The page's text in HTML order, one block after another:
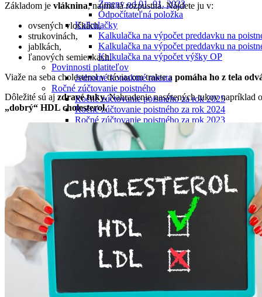
Zmeny od 01. 01. 2023
Odpočítateľná položka
Kalkulačky
Kalkulačka na výpočet preddavku na
Kalkulačka na výpočet preddavku na
Kalkulačka na výpočet výšky OP
Povinnosti platiteľov
Jednotné kontaktné miesta
Ročné zúčtovanie poistného
Ročné zúčtovanie poistného za rok 2025
Ročné zúčtovanie poistného za rok 2024
Ročné zúčtovanie poistného za rok 2023
Potvrdenia o nedoplatkoch
Vydávanie výkazov nedoplatkov
Zoznam dlžníkov
Tlačivá pre platiteľov
Oznámenie o vzniku, zmene a zániku platiteľa
Oznámenie zamestnávateľa
Výkaz preddavkov zamestnávateľa
Výkaz preddavkov na poistné na verejné
Žiadosť o splátkový kalendár
Žiadosť o vrátenie poistného / Žiadosť o
Vyhľadanie príslušnosti k pobočke
Ukrajina
MenuBanner
Základom je vláknina, najmä tá rozpustná. Nájdete ju v:
ovsených vločkách,
strukovinách,
jablkách,
ľanových semienkach.
Viaže na seba cholesterol v tráviacom trakte a pomáha ho z tela
Dôležité sú aj zdravé tuky.Nahradenie nasýtených tukov napríklad
„dobrý“ HDL cholesterol.